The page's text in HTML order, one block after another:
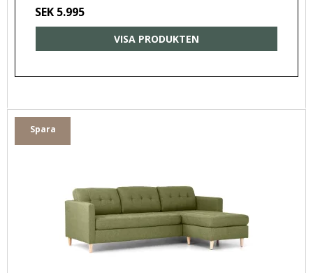
SEK 5.995
VISA PRODUKTEN
Spara